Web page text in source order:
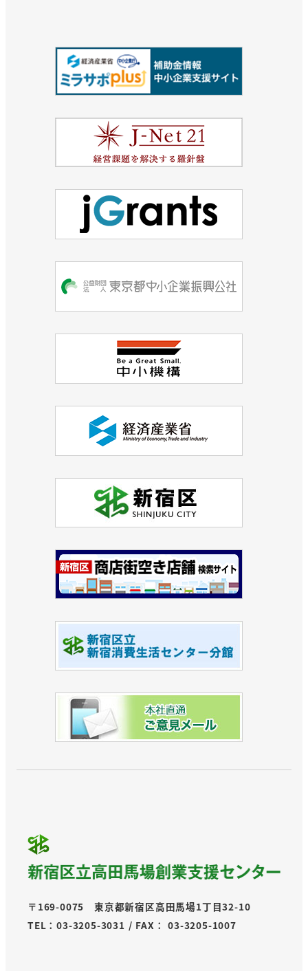
〒169-0075 東京都新宿区高田馬場1丁目32-10
TEL：03-3205-3031 / FAX： 03-3205-1007